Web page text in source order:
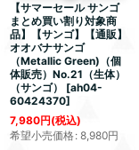
【サマーセール サンゴ
まとめ買い割り対象商
品】【サンゴ】【通販】
オオバナサンゴ
（Metallic Green)（個
体販売）No.21（生体）
（サンゴ）
[ah04-
60424370]
7,980円(税込)
希望小売価格: 8,980円